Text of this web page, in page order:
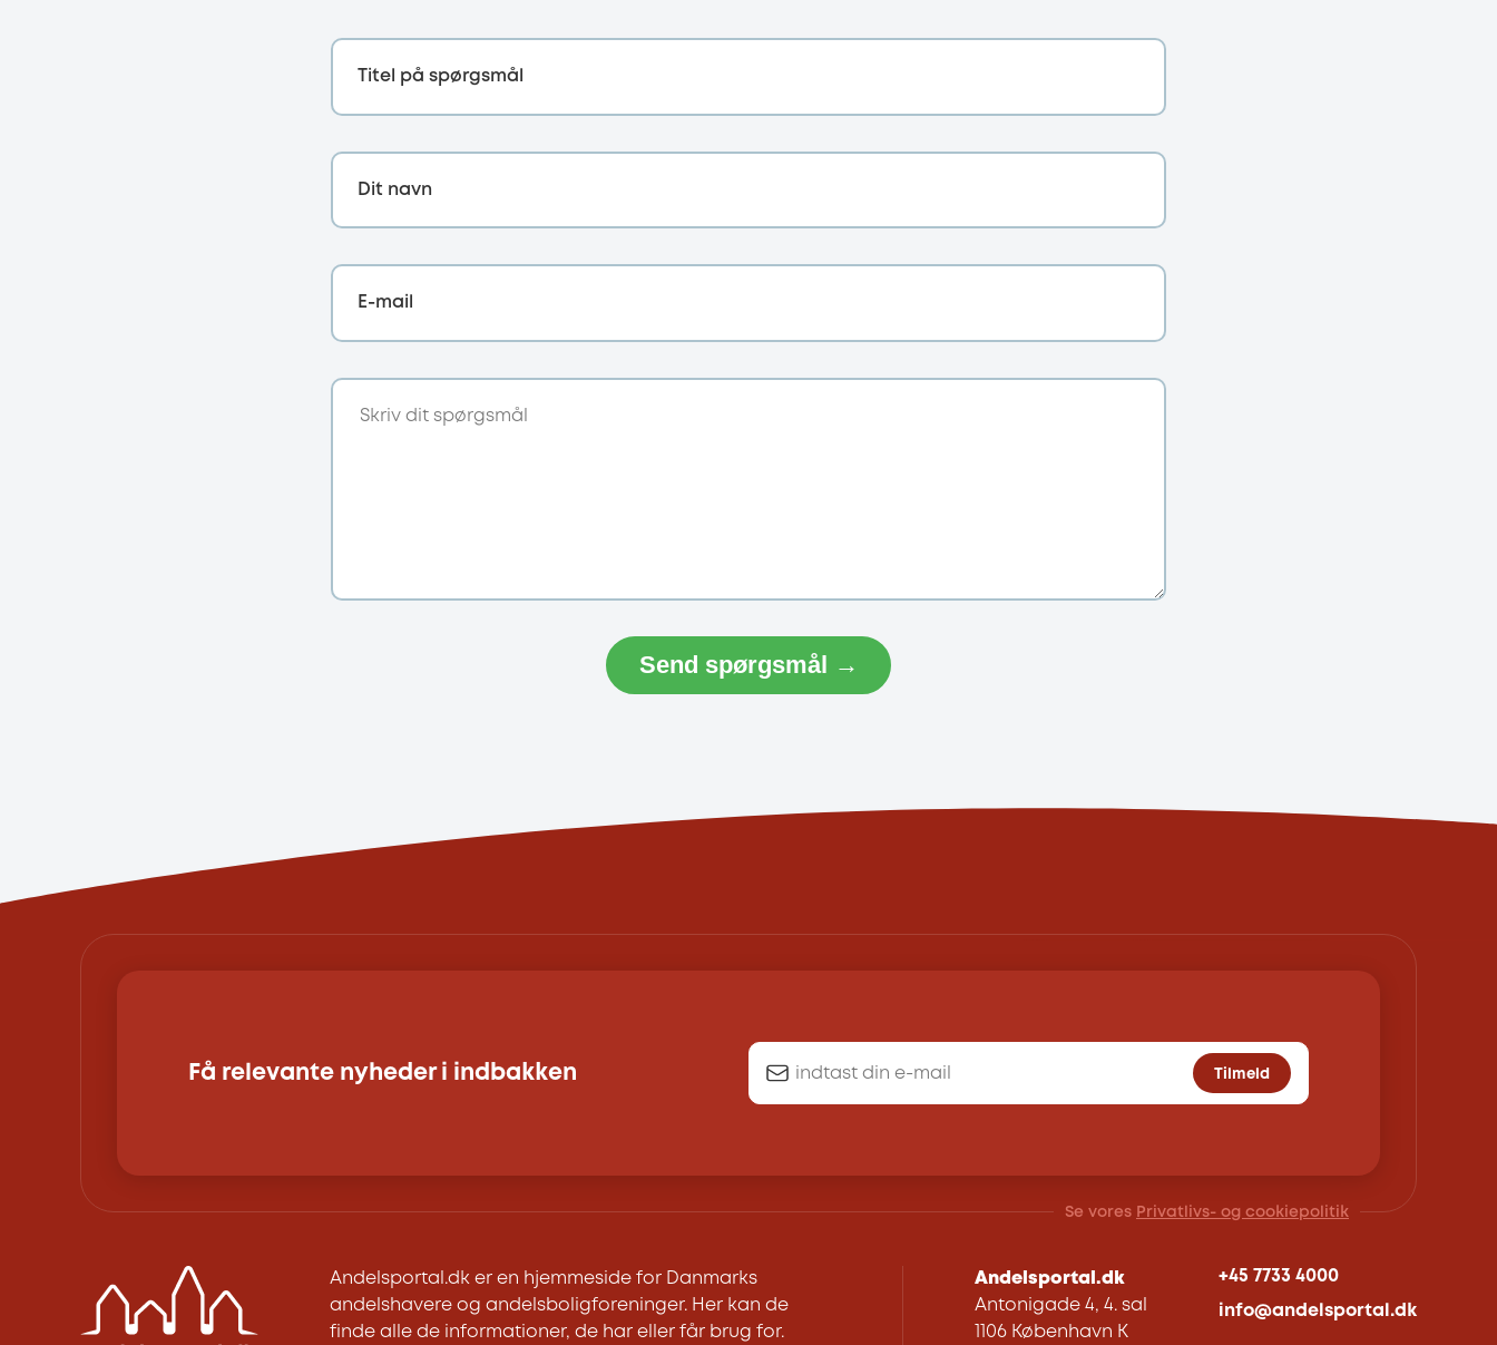
Titel på spørgsmål
Dit navn
E-mail
Send spørgsmål →
Få relevante nyheder i indbakken Tilmeld
Se vores Privatlivs- og cookiepolitik
Andelsportal.dk er en hjemmeside for Danmarks
andelshavere og andelsboligforeninger. Her kan de
finde alle de informationer, de har eller får brug for.
Andelsportal.dk
Antonigade 4, 4. sal
1106 København K
+45 7733 4000
info@andelsportal.dk